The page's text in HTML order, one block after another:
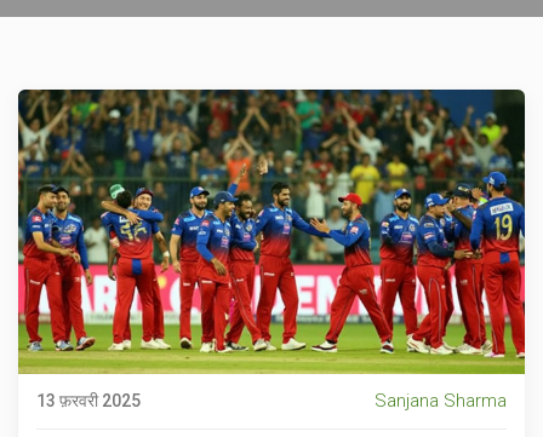
13 फ़रवरी 2025 Sanjana Sharma